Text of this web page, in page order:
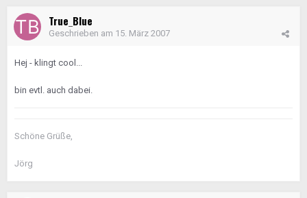
True_Blue
Geschrieben am 15. März 2007
Hej - klingt cool...
bin evtl. auch dabei.
Schöne Grüße,
Jörg